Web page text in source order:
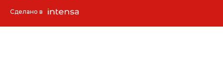
Сделано в